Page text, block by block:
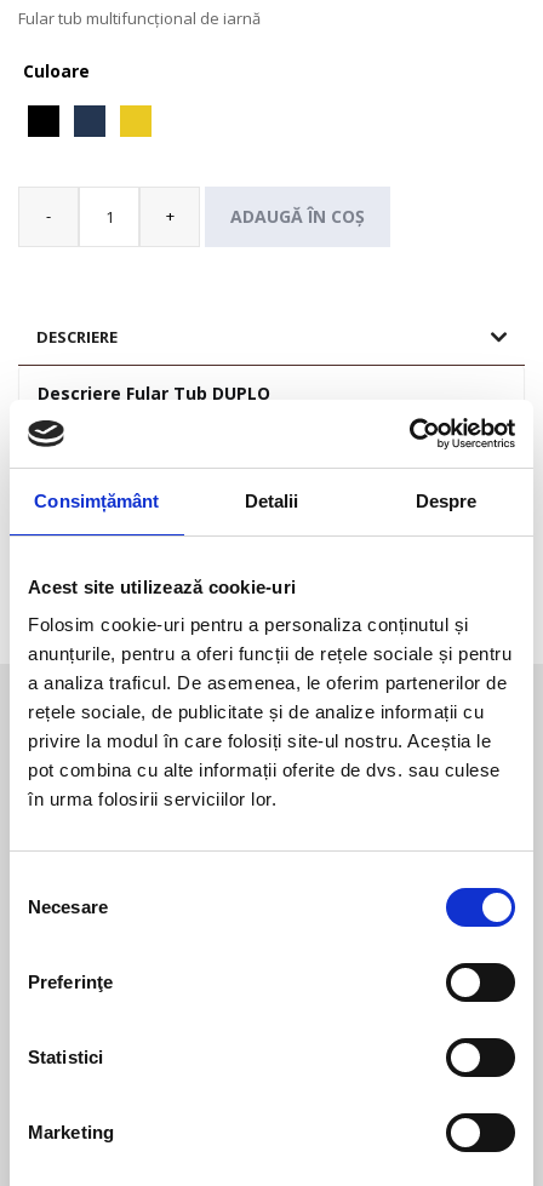
Consimțământ Detalii Despre
Acest site utilizează cookie-uri
Folosim cookie-uri pentru a personaliza conținutul și
anunțurile, pentru a oferi funcții de rețele sociale și pentru
a analiza traficul. De asemenea, le oferim partenerilor de
rețele sociale, de publicitate și de analize informații cu
privire la modul în care folosiți site-ul nostru. Aceștia le
pot combina cu alte informații oferite de dvs. sau culese
în urma folosirii serviciilor lor.
consimțământului
Necesare
Preferinţe
Statistici
Marketing
Fular tub multifuncțional de iarnă
Culoare
-
Cantitate
Fular
+ ADAUGĂ ÎN COȘ
DESCRIERE
Descriere Fular Tub DUPLO
– Fular tub de iarnă multifuncțional
INFORMAȚII SUPLIMENTARE
Te-ar mai putea interesa
Mască TOP SMOG
Pret la cerere